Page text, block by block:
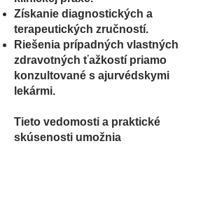
Získanie diagnostických a
terapeutických zručností.
Riešenia prípadných vlastných
zdravotných ťažkostí priamo
konzultované s ajurvédskymi
lekármi.
Tieto vedomosti a praktické
skúsenosti umožnia